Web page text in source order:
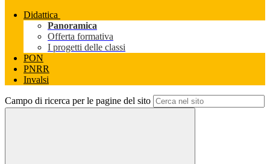
Didattica
Panoramica
Offerta formativa
I progetti delle classi
PON
PNRR
Invalsi
Campo di ricerca per le pagine del sito